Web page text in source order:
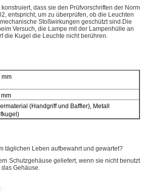
dass sie den Prüfvorschriften der Norm
entspricht, um zu überprüfen, ob die Leuchten
Stoßwirkungen geschützt sind.Die
Versuch, die Lampe mit der Lampenhülle an
die Kugel die Leuchte nicht berühren.
(Handgriff und Baffler), Metall
täglichen Leben aufbewahrt und gewartet?
Schutzgehäuse geliefert, wenn sie nicht benutzt
Gehäuse.